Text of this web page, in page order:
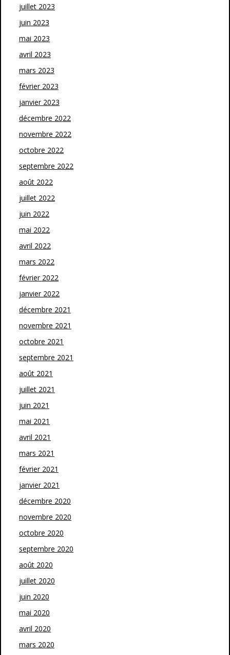
juillet 2023
juin 2023
mai 2023
avril 2023
mars 2023
février 2023
janvier 2023
décembre 2022
novembre 2022
octobre 2022
septembre 2022
août 2022
juillet 2022
juin 2022
mai 2022
avril 2022
mars 2022
février 2022
janvier 2022
décembre 2021
novembre 2021
octobre 2021
septembre 2021
août 2021
juillet 2021
juin 2021
mai 2021
avril 2021
mars 2021
février 2021
janvier 2021
décembre 2020
novembre 2020
octobre 2020
septembre 2020
août 2020
juillet 2020
juin 2020
mai 2020
avril 2020
mars 2020